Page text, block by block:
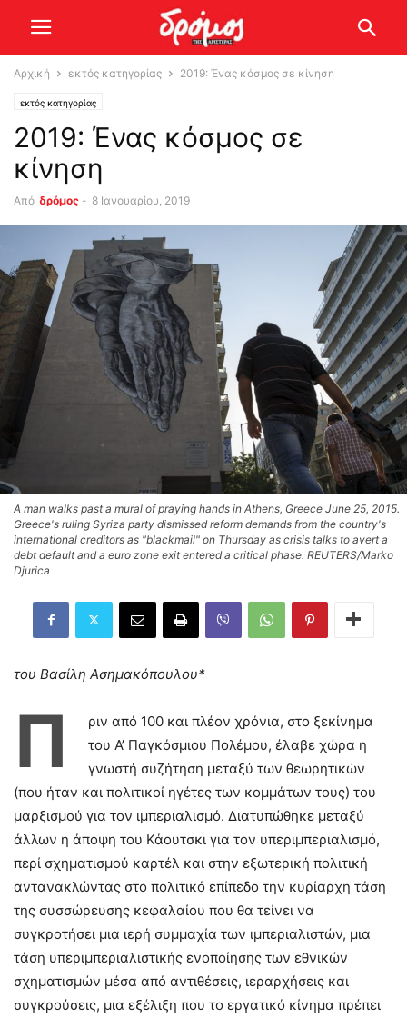
Αρχική εκτός κατηγορίας 2019: Ένας κόσμος σε κίνηση
εκτός κατηγορίας
2019: Ένας κόσμος σε
κίνηση
Από δρόμος - 8 Ιανουαρίου, 2019
A man walks past a mural of praying hands in Athens, Greece June 25, 2015.
Greece's ruling Syriza party dismissed reform demands from the country's
international creditors as "blackmail" on Thursday as crisis talks to avert a
debt default and a euro zone exit entered a critical phase. REUTERS/Marko
Djurica
του Βασίλη Ασημακόπουλου*
Π
ριν από 100 και πλέον χρόνια, στο ξεκίνημα
του Α’ Παγκόσμιου Πολέμου, έλαβε χώρα η
γνωστή συζήτηση μεταξύ των θεωρητικών
(που ήταν και πολιτικοί ηγέτες των κομμάτων τους) του
μαρξισμού για τον ιμπεριαλισμό. Διατυπώθηκε μεταξύ
άλλων η άποψη του Κάουτσκι για τον υπεριμπεριαλισμό,
περί σχηματισμού καρτέλ και στην εξωτερική πολιτική
αντανακλώντας στο πολιτικό επίπεδο την κυρίαρχη τάση
της συσσώρευσης κεφαλαίου που θα τείνει να
συγκροτήσει μια ιερή συμμαχία των ιμπεριαλιστών, μια
τάση υπεριμπεριαλιστικής ενοποίησης των εθνικών
σχηματισμών μέσα από αντιθέσεις, ιεραρχήσεις και
συγκρούσεις, μια εξέλιξη που το εργατικό κίνημα πρέπει